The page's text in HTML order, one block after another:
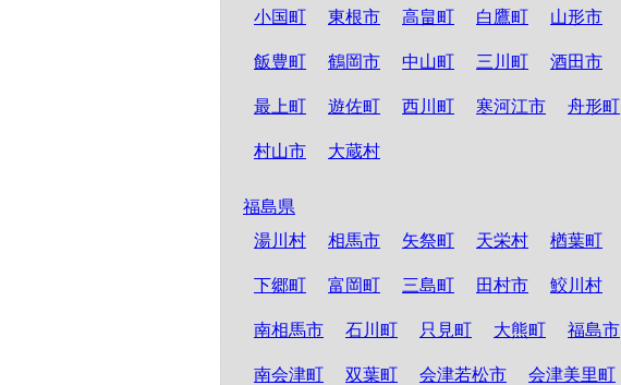
小国町 東根市 高畠町 白鷹町 山形市
飯豊町 鶴岡市 中山町 三川町 酒田市
最上町 遊佐町 西川町 寒河江市 舟形町
村山市 大蔵村
福島県
湯川村
相馬市 矢祭町 天栄村 楢葉町
下郷町 富岡町 三島町 田村市 鮫川村
南相馬市 石川町 只見町 大熊町 福島市
南会津町 双葉町 会津若松市 会津美里町